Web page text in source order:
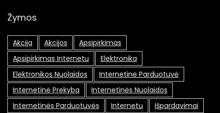
Žymos
Akcija Akcijos
Apsipirkimas
Apsipirkimas Internetu
Elektronika
Elektronikos Nuolaidos
Internetinė Parduotuvė
Internetinė Prekyba
Internetinės Nuolaidos
Internetinės Parduotuvės
Internetu
Išpardavimai